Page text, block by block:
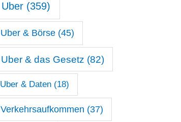
Uber (359)
Uber & Börse (45)
Uber & das Gesetz (82)
Uber & Daten (18)
Verkehrsaufkommen (37)